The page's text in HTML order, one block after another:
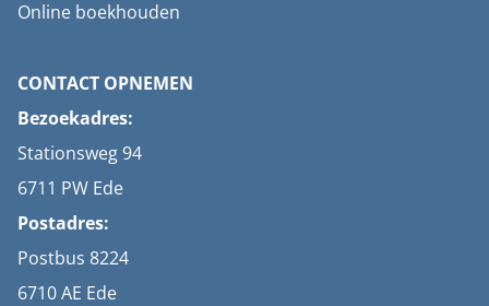
Online boekhouden
CONTACT OPNEMEN
Bezoekadres:
Stationsweg 94
6711 PW Ede
Postadres:
Postbus 8224
6710 AE Ede